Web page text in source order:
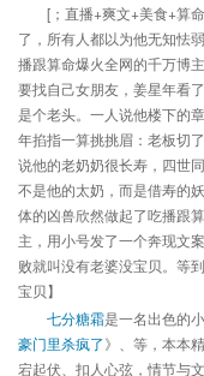
[；直播+爽文+美食+算
了，所有人都以为他无知怯
播跟算命爆火全网的千万博
要找自己女朋友，姜星年看
是个老头。一人说他楼下的
年掐指一算挑挑眉：老板切
说他的老奶奶很长寿，四世
不是他的太奶，而是借寿的
体的凶兽欣然做起了吃播跟
主，用小号发了一个奔现文
败就叫没有老婆没宝贝。等
宝贝】
七分糖霜是一名出色的
豪门里杀疯了》、等，本本
宕起伏、扣人心弦，情节与文